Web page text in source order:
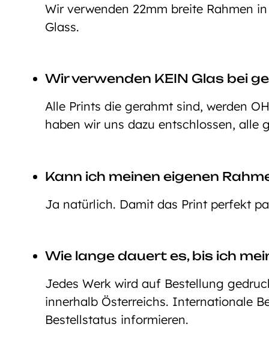
Wir verwenden 22mm breite Rahmen
Glass.
Wir verwenden KEIN Glas bei
Alle Prints die gerahmt sind, werden
haben wir uns dazu entschlossen, alle
Kann ich meinen eigenen
Ja natürlich. Damit das Print perfekt
Wie lange dauert es, bis ich
Jedes Werk wird auf Bestellung
innerhalb Österreichs. Internationale
Bestellstatus informieren.